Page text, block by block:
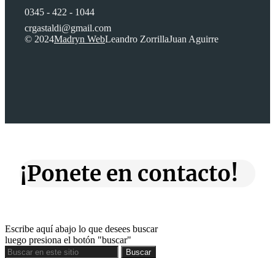
0345 - 422 - 1044
crgastaldi@gmail.com
© 2024Madryn WebLeandro ZorrillaJuan Aguirre
¡Ponete en contacto!
Escribe aquí abajo lo que desees buscar
luego presiona el botón "buscar"
Buscar
Buscar